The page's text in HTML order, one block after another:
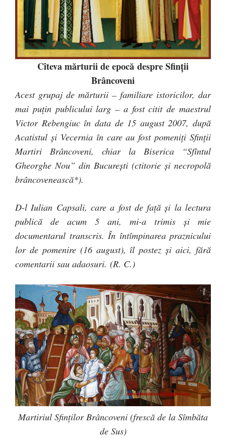
Cîteva mărturii de epocă despre Sfinţii
Brâncoveni
Acest grupaj de mărturii – familiare istoricilor, dar
mai puţin publicului larg – a fost citit de maestrul
Victor Rebengiuc în data de 15 august 2007, după
Acatistul şi Vecernia în care au fost pomeniţi Sfinţii
Martiri Brâncoveni, chiar la Biserica “Sfîntul
Gheorghe Nou” din Bucureşti (ctitorie şi necropolă
brâncovenească*).
D-l Iulian Capsali, care a fost de faţă şi la lectura
publică de acum 5 ani, mi-a trimis şi mie
documentarul transcris. În întîmpinarea praznicului
lor de pomenire (16 august), îl postez şi aici, fără
comentarii sau adaosuri. (R. C.)
Martiriul Sfinţilor Brâncoveni (frescă de la Sîmbăta
de Sus)